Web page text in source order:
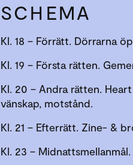
SCHEMA
Kl. 18 – Förrätt. Dörrarna
Kl. 19 – Första rätten.
Kl. 20 – Andra rätten.
vänskap, motstånd.
Kl. 21 – Efterrätt. Zine- &
Kl. 23 –